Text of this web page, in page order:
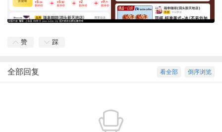
赞 踩
倒序浏览
看全部
全部回复